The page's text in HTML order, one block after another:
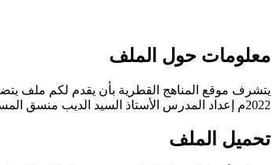
معلومات حول الملف
يتشرف موقع المناهج القطرية بأن يقدم لكم ملف
2022م إعداد المدرس الأستاذ السيد الديب منسق المسار الأدبي في مدرسة سميسمة الابتدائية
تحميل الملف